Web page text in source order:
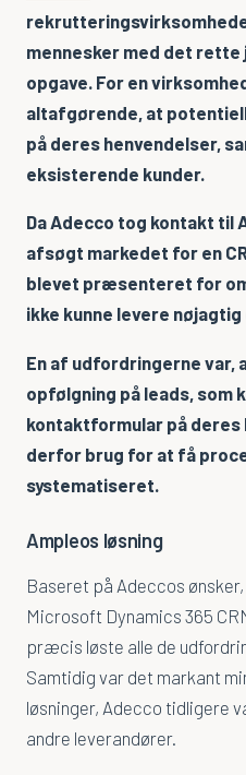
Microsoft PowerApps
PowerCRM
Viden
Videoer & Webinarer
Artikler
Om os
Karriere
Teamet
Kundecases
mennesker med det
opgave. For en
altafgørende, at
på deres henvendelser,
eksisterende kunder.
Da Adecco tog kontakt til
afsøgt markedet for en
blevet præsenteret for
ikke kunne levere
En af udfordringerne var,
opfølgning på leads, som
kontaktformular på deres
derfor brug for at få
systematiseret.
Ampleos løsning
Baseret på Adeccos
Microsoft Dynamics 365
præcis løste alle de
Samtidig var det markant
løsninger, Adecco tidligere
andre leverandører.